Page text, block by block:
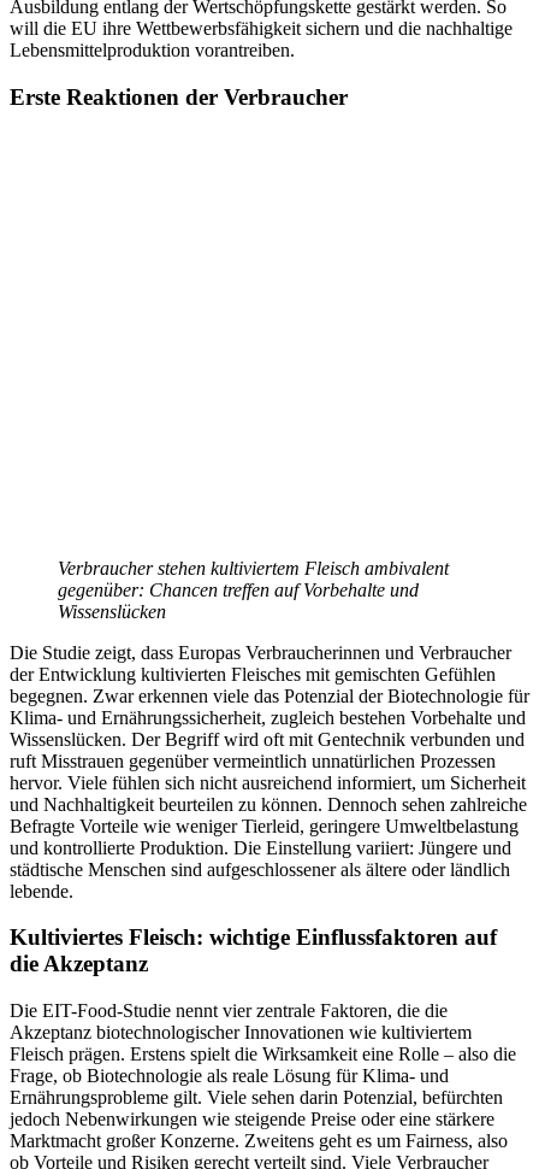
Ausbildung entlang der Wertschöpfungskette gestärkt werden. So
will die EU ihre Wettbewerbsfähigkeit sichern und die nachhaltige
Lebensmittelproduktion vorantreiben.
Erste Reaktionen der Verbraucher
Verbraucher stehen kultiviertem Fleisch ambivalent
gegenüber: Chancen treffen auf Vorbehalte und
Wissenslücken
Die Studie zeigt, dass Europas Verbraucherinnen und Verbraucher
der Entwicklung kultivierten Fleisches mit gemischten Gefühlen
begegnen. Zwar erkennen viele das Potenzial der Biotechnologie für
Klima- und Ernährungssicherheit, zugleich bestehen Vorbehalte und
Wissenslücken. Der Begriff wird oft mit Gentechnik verbunden und
ruft Misstrauen gegenüber vermeintlich unnatürlichen Prozessen
hervor. Viele fühlen sich nicht ausreichend informiert, um Sicherheit
und Nachhaltigkeit beurteilen zu können. Dennoch sehen zahlreiche
Befragte Vorteile wie weniger Tierleid, geringere Umweltbelastung
und kontrollierte Produktion. Die Einstellung variiert: Jüngere und
städtische Menschen sind aufgeschlossener als ältere oder ländlich
lebende.
Kultiviertes Fleisch: wichtige Einflussfaktoren auf
die Akzeptanz
Die EIT-Food-Studie nennt vier zentrale Faktoren, die die
Akzeptanz biotechnologischer Innovationen wie kultiviertem
Fleisch prägen. Erstens spielt die Wirksamkeit eine Rolle – also die
Frage, ob Biotechnologie als reale Lösung für Klima- und
Ernährungsprobleme gilt. Viele sehen darin Potenzial, befürchten
jedoch Nebenwirkungen wie steigende Preise oder eine stärkere
Marktmacht großer Konzerne. Zweitens geht es um Fairness, also
ob Vorteile und Risiken gerecht verteilt sind. Viele Verbraucher